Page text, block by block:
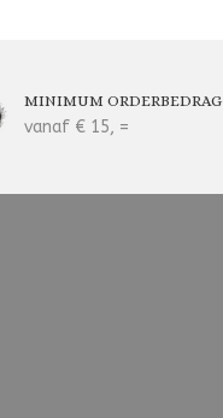
MINIMUM ORDERBEDRAG
vanaf € 15, =